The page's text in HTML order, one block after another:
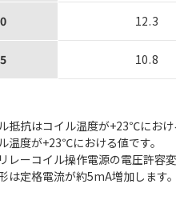
12.3
10.8
抵抗はコイル温度が+23℃にお
温度が+23℃における値です。
レーコイル操作電源の電圧許容
は定格電流が約5mA増加します